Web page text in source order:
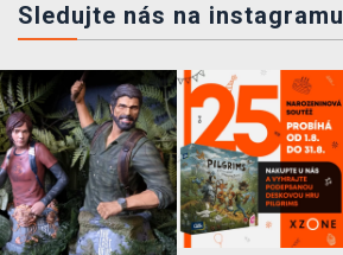
Sledujte nás na instagramu